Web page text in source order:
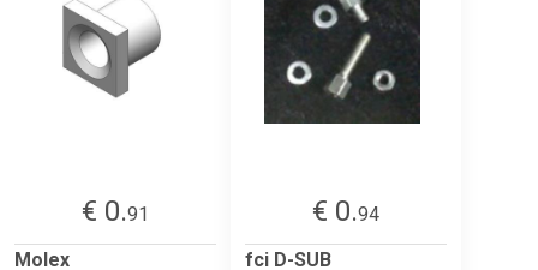
€ 0.91
Molex
€ 0.94
fci D-SUB